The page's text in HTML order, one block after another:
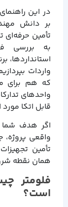
در این
بر دانش
تأمین حرفه‌ای
به بررسی
استانداردها،
واردات
که هم برای
واحدهای
قابل اتکا
اگر هدف شما
واقعی پروژه،
تأمین
همان نقطه
فلومتر
است؟